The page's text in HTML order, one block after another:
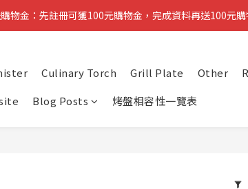
物金：先註冊可獲100元購物金，完成資料再送100元購
物金：先註冊可獲100元購物金，完成資料再送100元購
分享連結給朋友，完成訂單推薦人可獲得200元購物金
物金：先註冊可獲100元購物金，完成資料再送100元購
Culinary Torch Grill Plate Other
Blog Posts 烤盤相容性一覽表